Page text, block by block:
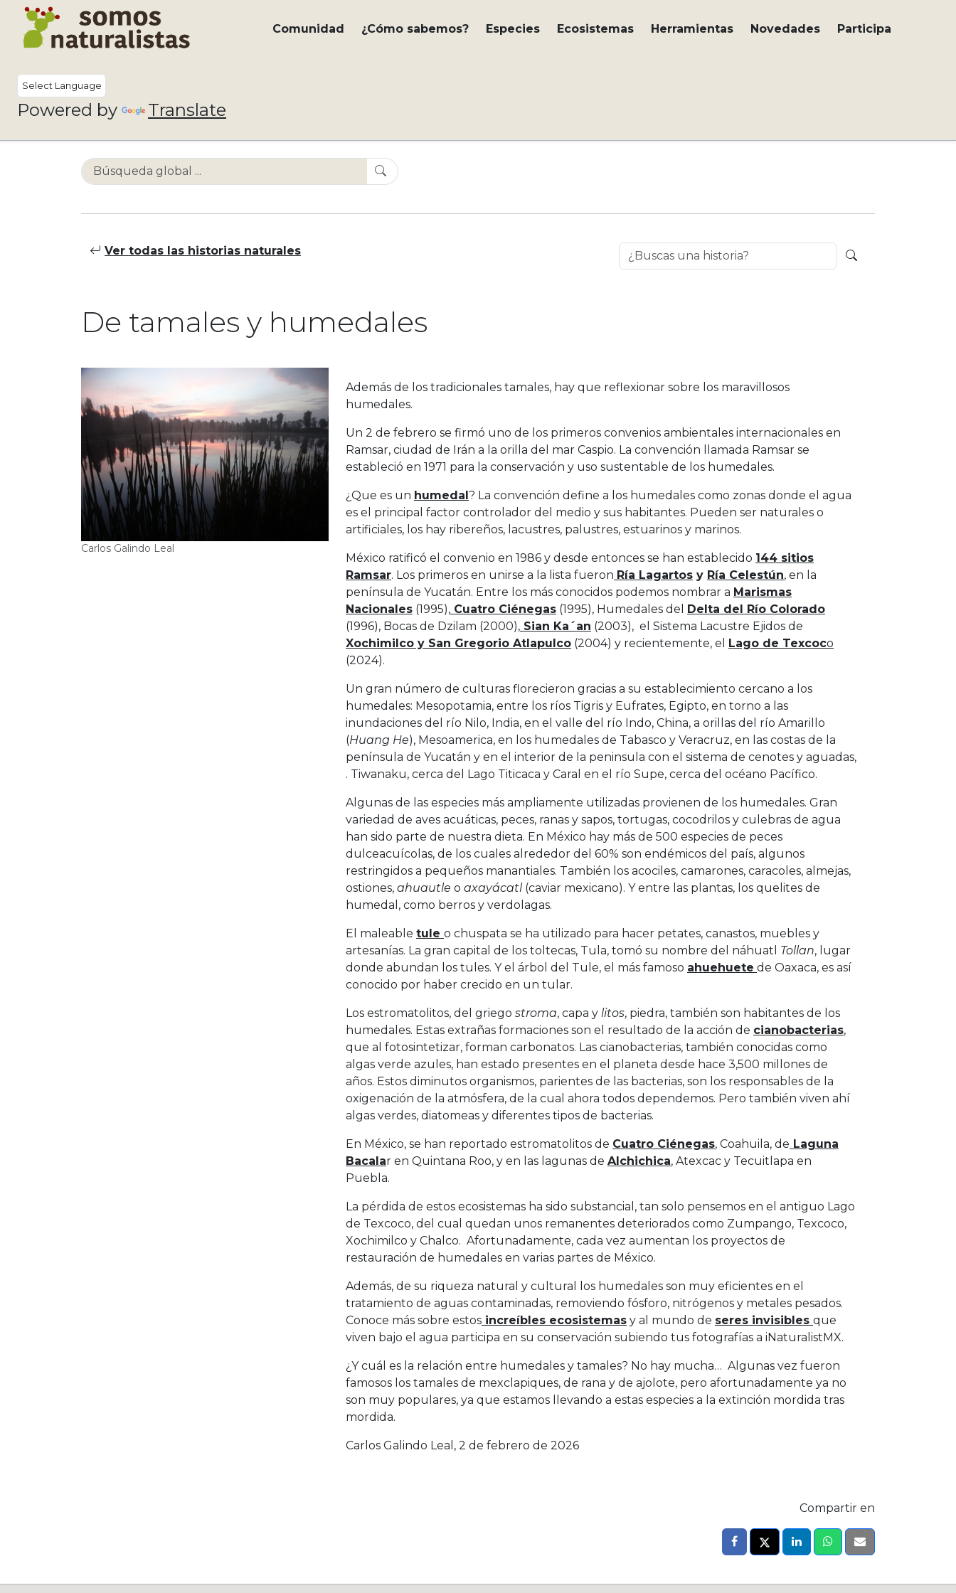
Comunidad ¿Cómo sabemos? Especies Ecosistemas Herramientas Novedades Participa
Powered by Translate
Ver todas las historias naturales
De tamales y humedales
Carlos Galindo Leal
Además de los tradicionales tamales, hay que reflexionar sobre los maravillosos
humedales.
Un 2 de febrero se firmó uno de los primeros convenios ambientales internacionales en
Ramsar, ciudad de Irán a la orilla del mar Caspio. La convención llamada Ramsar se
estableció en 1971 para la conservación y uso sustentable de los humedales.
¿Que es un humedal? La convención define a los humedales como zonas donde el agua
es el principal factor controlador del medio y sus habitantes. Pueden ser naturales o
artificiales, los hay ribereños, lacustres, palustres, estuarinos y marinos.
México ratificó el convenio en 1986 y desde entonces se han establecido 144 sitios
Ramsar. Los primeros en unirse a la lista fueron Ría Lagartos y Ría Celestún, en la
península de Yucatán. Entre los más conocidos podemos nombrar a Marismas
Nacionales (1995), Cuatro Ciénegas (1995), Humedales del Delta del Río Colorado
(1996), Bocas de Dzilam (2000), Sian Ka´an (2003), el Sistema Lacustre Ejidos de
Xochimilco y San Gregorio Atlapulco (2004) y recientemente, el Lago de Texcoco
(2024).
Un gran número de culturas florecieron gracias a su establecimiento cercano a los
humedales: Mesopotamia, entre los ríos Tigris y Eufrates, Egipto, en torno a las
inundaciones del río Nilo, India, en el valle del río Indo, China, a orillas del río Amarillo
(Huang He), Mesoamerica, en los humedales de Tabasco y Veracruz, en las costas de la
península de Yucatán y en el interior de la peninsula con el sistema de cenotes y aguadas,
. Tiwanaku, cerca del Lago Titicaca y Caral en el río Supe, cerca del océano Pacífico.
Algunas de las especies más ampliamente utilizadas provienen de los humedales. Gran
variedad de aves acuáticas, peces, ranas y sapos, tortugas, cocodrilos y culebras de agua
han sido parte de nuestra dieta. En México hay más de 500 especies de peces
dulceacuícolas, de los cuales alrededor del 60% son endémicos del país, algunos
restringidos a pequeños manantiales. También los acociles, camarones, caracoles, almejas,
ostiones, ahuautle o axayácatl (caviar mexicano). Y entre las plantas, los quelites de
humedal, como berros y verdolagas.
El maleable tule o chuspata se ha utilizado para hacer petates, canastos, muebles y
artesanías. La gran capital de los toltecas, Tula, tomó su nombre del náhuatl Tollan, lugar
donde abundan los tules. Y el árbol del Tule, el más famoso ahuehuete de Oaxaca, es así
conocido por haber crecido en un tular.
Los estromatolitos, del griego stroma, capa y litos, piedra, también son habitantes de los
humedales. Estas extrañas formaciones son el resultado de la acción de cianobacterias,
que al fotosintetizar, forman carbonatos. Las cianobacterias, también conocidas como
algas verde azules, han estado presentes en el planeta desde hace 3,500 millones de
años. Estos diminutos organismos, parientes de las bacterias, son los responsables de la
oxigenación de la atmósfera, de la cual ahora todos dependemos. Pero también viven ahí
algas verdes, diatomeas y diferentes tipos de bacterias.
En México, se han reportado estromatolitos de Cuatro Ciénegas, Coahuila, de Laguna
Bacalar en Quintana Roo, y en las lagunas de Alchichica, Atexcac y Tecuitlapa en
Puebla.
La pérdida de estos ecosistemas ha sido substancial, tan solo pensemos en el antiguo Lago
de Texcoco, del cual quedan unos remanentes deteriorados como Zumpango, Texcoco,
Xochimilco y Chalco. Afortunadamente, cada vez aumentan los proyectos de
restauración de humedales en varias partes de México.
Además, de su riqueza natural y cultural los humedales son muy eficientes en el
tratamiento de aguas contaminadas, removiendo fósforo, nitrógenos y metales pesados.
Conoce más sobre estos increíbles ecosistemas y al mundo de seres invisibles que
viven bajo el agua participa en su conservación subiendo tus fotografías a iNaturalistMX.
¿Y cuál es la relación entre humedales y tamales? No hay mucha… Algunas vez fueron
famosos los tamales de mexclapiques, de rana y de ajolote, pero afortunadamente ya no
son muy populares, ya que estamos llevando a estas especies a la extinción mordida tras
mordida.
Carlos Galindo Leal, 2 de febrero de 2026
Compartir en